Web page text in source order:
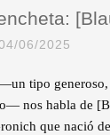
06/2025
tipo
nos habla de
que nació